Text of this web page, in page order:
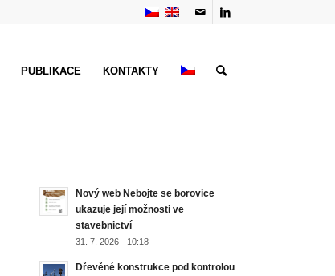
PUBLIKACE KONTAKTY
Nový web Nebojte se borovice
ukazuje její možnosti ve
stavebnictví
31. 7. 2026 - 10:18
Dřevěné konstrukce pod kontrolou